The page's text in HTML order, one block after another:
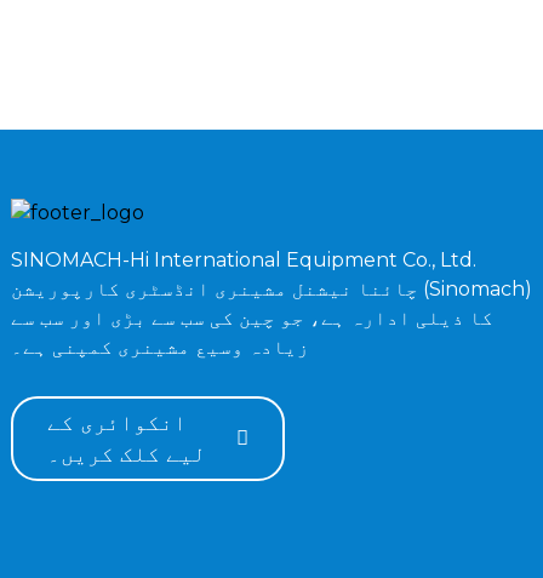
SINOMACH-Hi International Equipment Co., Ltd.
چائنا نیشنل مشینری انڈسٹری کارپوریشن (Sinomach)
کا ذیلی ادارہ ہے، جو چین کی سب سے بڑی اور سب سے
زیادہ وسیع مشینری کمپنی ہے۔
انکوائری کے
لیے کلک کریں۔